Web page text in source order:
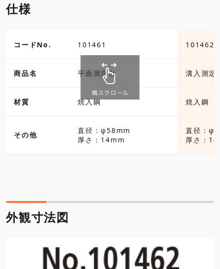
各種ダウンロード
仕様
コードNo. 101461 101462
商品名 平面測定台 溝入測定
材質 焼入鋼 焼入鋼
その他
直径：φ58mm
厚さ：14mm
直径：
厚さ：
外観寸法図